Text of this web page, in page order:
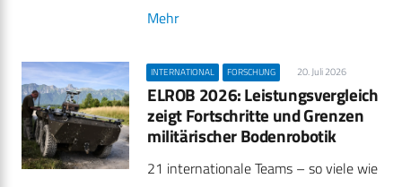
Mehr
INTERNATIONAL FORSCHUNG 20. Juli 2026
ELROB 2026: Leistungsvergleich
zeigt Fortschritte und Grenzen
militärischer Bodenrobotik
21 internationale Teams – so viele wie